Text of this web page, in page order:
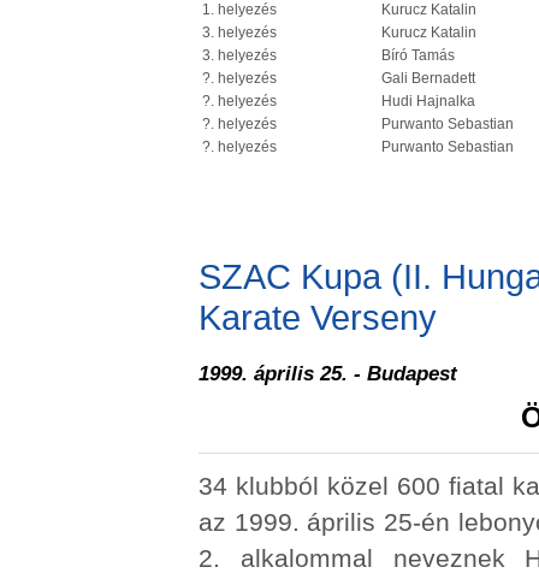
1. helyezés
Kurucz Katalin
3. helyezés
Kurucz Katalin
3. helyezés
Bíró Tamás
?. helyezés
Gali Bernadett
?. helyezés
Hudi Hajnalka
?. helyezés
Purwanto Sebastian
?. helyezés
Purwanto Sebastian
SZAC Kupa (II.
Karate Verseny
1999. április 25. - Budapest
34 klubból közel 600 fiatal
az 1999. április 25-én
2. alkalommal neveznek